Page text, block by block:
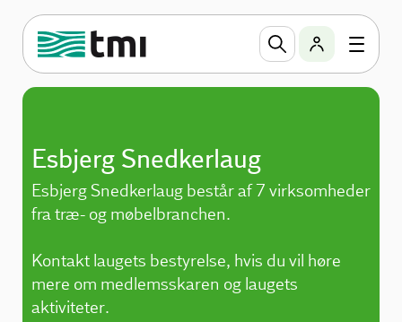
Esbjerg Snedkerlaug
Esbjerg Snedkerlaug består af 7 virksomheder
fra træ- og møbelbranchen.
Kontakt laugets bestyrelse, hvis du vil høre
mere om medlemsskaren og laugets
aktiviteter.